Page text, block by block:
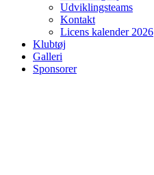
Udviklingsteams
Kontakt
Licens kalender 2026
Klubtøj
Galleri
Sponsorer